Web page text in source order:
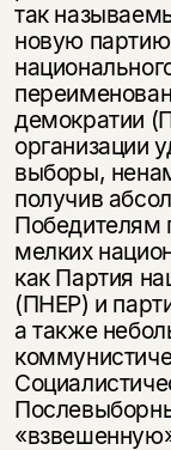
так
новую
демократии
организации
выборы,
получив
Победителям
мелких
как Партия
(ПНЕР) и
а также